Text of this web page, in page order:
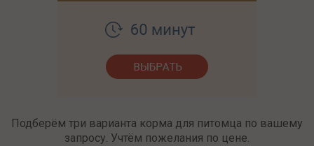
Подберём три варианта корма для питомца по вашему
запросу. Учтём пожелания по цене.